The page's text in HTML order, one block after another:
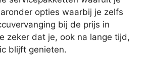
opties waarbij je zelfs
bij de prijs in
zeker dat je, ook na lange tijd,
blijft genieten.